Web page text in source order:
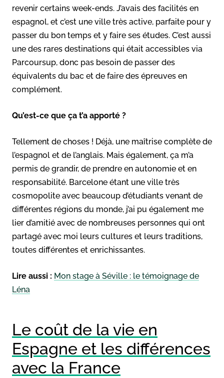
revenir certains week-ends. J’avais des facilités en
espagnol, et c’est une ville très active, parfaite pour y
passer du bon temps et y faire ses études. C’est aussi
une des rares destinations qui était accessibles via
Parcoursup, donc pas besoin de passer des
équivalents du bac et de faire des épreuves en
complément.
Qu’est-ce que ça t’a apporté ?
Tellement de choses ! Déjà, une maîtrise complète de
l’espagnol et de l’anglais. Mais également, ça m’a
permis de grandir, de prendre en autonomie et en
responsabilité. Barcelone étant une ville très
cosmopolite avec beaucoup d’étudiants venant de
différentes régions du monde, j’ai pu également me
lier d’amitié avec de nombreuses personnes qui ont
partagé avec moi leurs cultures et leurs traditions,
toutes différentes et enrichissantes.
Lire aussi : Mon stage à Séville : le témoignage de
Léna
Le coût de la vie en
Espagne et les différences
avec la France